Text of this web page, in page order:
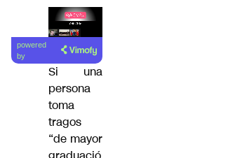
Lea el
artículo
powered
by
Si una
persona
toma
tragos
“de mayor